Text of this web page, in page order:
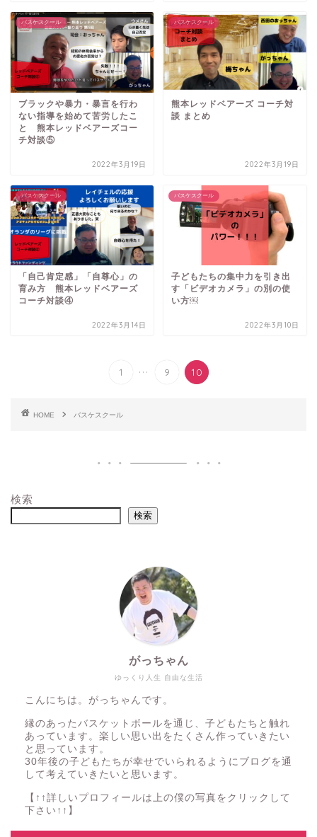
バスケスクール
ブラックや暴力・暴言を行わ
ない指導を始めて苦労したこ
と 熊本レッドベアーズコー
チ対談⑤
2022年3月19日
バスケスクール
熊本レッドベアーズ コーチ対
談 まとめ
2022年3月19日
バスケスクール
「自己肯定感」「自尊心」の
育み方 熊本レッドベアーズ
コーチ対談④
2022年3月14日
バスケスクール
子どもたちの集中力を引き出
す「ビデオカメラ」の別の使
い方￼
2022年3月10日
1 ... 9 10
HOME バスケスクール
検索
検索
ゆっくり人生 自由な生活
がっちゃん
こんにちは。がっちゃんです。
縁のあったバスケットボールを通じ、子どもたちと触れ
あっています。楽しい思い出をたくさん作っていきたい
と思っています。
30年後の子どもたちが幸せでいられるようにブログを通
して考えていきたいと思います。
【↑↑詳しいプロフィールは上の僕の写真をクリックして
下さい↑↑】